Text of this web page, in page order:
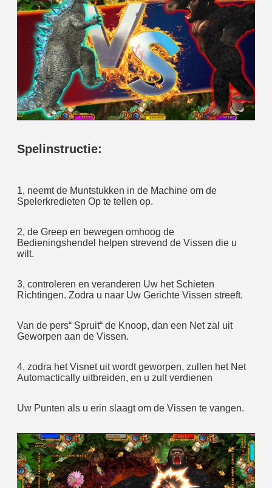
Spelinstructie:
1, neemt de Muntstukken in de Machine om de
Spelerkredieten Op te tellen op.
2, de Greep en bewegen omhoog de
Bedieningshendel helpen strevend de Vissen die u
wilt.
3, controleren en veranderen Uw het Schieten
Richtingen. Zodra u naar Uw Gerichte Vissen streeft.
Van de pers“ Spruit“ de Knoop, dan een Net zal uit
Geworpen aan de Vissen.
4, zodra het Visnet uit wordt geworpen, zullen het Net
Automactically uitbreiden, en u zult verdienen
Uw Punten als u erin slaagt om de Vissen te vangen.